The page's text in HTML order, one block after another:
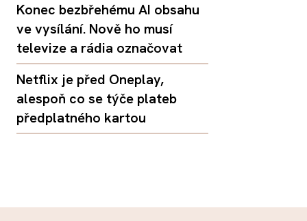
Konec bezbřehému AI obsahu
ve vysílání. Nově ho musí
televize a rádia označovat
Netflix je před Oneplay,
alespoň co se týče plateb
předplatného kartou